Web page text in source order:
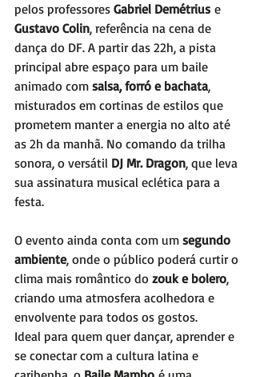
pelos professores Gabriel Demétrius e
Gustavo Colin, referência na cena de
dança do DF. A partir das 22h, a pista
principal abre espaço para um baile
animado com salsa, forró e bachata,
misturados em cortinas de estilos que
prometem manter a energia no alto até
as 2h da manhã. No comando da trilha
sonora, o versátil DJ Mr. Dragon, que leva
sua assinatura musical eclética para a
festa.
O evento ainda conta com um segundo
ambiente, onde o público poderá curtir o
clima mais romântico do zouk e bolero,
criando uma atmosfera acolhedora e
envolvente para todos os gostos.
Ideal para quem quer dançar, aprender e
se conectar com a cultura latina e